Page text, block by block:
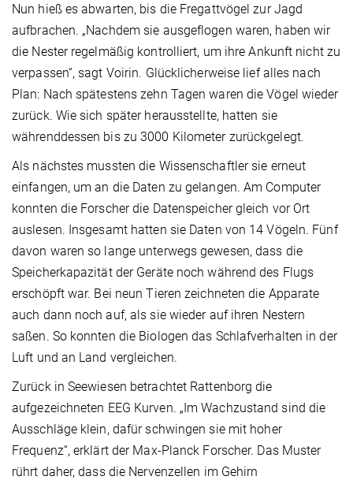
Nun hieß es abwarten, bis die Fregattvögel zur Jagd
aufbrachen. „Nachdem sie ausgeflogen waren, haben wir
die Nester regelmäßig kontrolliert, um ihre Ankunft nicht zu
verpassen“, sagt Voirin. Glücklicherweise lief alles nach
Plan: Nach spätestens zehn Tagen waren die Vögel wieder
zurück. Wie sich später herausstellte, hatten sie
währenddessen bis zu 3000 Kilometer zurückgelegt.
Als nächstes mussten die Wissenschaftler sie erneut
einfangen, um an die Daten zu gelangen. Am Computer
konnten die Forscher die Datenspeicher gleich vor Ort
auslesen. Insgesamt hatten sie Daten von 14 Vögeln. Fünf
davon waren so lange unterwegs gewesen, dass die
Speicherkapazität der Geräte noch während des Flugs
erschöpft war. Bei neun Tieren zeichneten die Apparate
auch dann noch auf, als sie wieder auf ihren Nestern
saßen. So konnten die Biologen das Schlafverhalten in der
Luft und an Land vergleichen.
Zurück in Seewiesen betrachtet Rattenborg die
aufgezeichneten EEG Kurven. „Im Wachzustand sind die
Ausschläge klein, dafür schwingen sie mit hoher
Frequenz“, erklärt der Max-Planck Forscher. Das Muster
rührt daher, dass die Nervenzellen im Gehirn